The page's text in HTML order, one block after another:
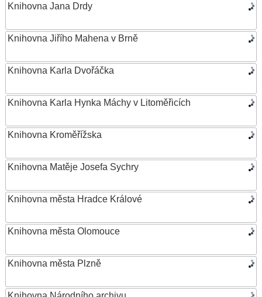
Knihovna Jana Drdy
Knihovna Jiřího Mahena v Brně
Knihovna Karla Dvořáčka
Knihovna Karla Hynka Máchy v Litoměřicích
Knihovna Kroměřížska
Knihovna Matěje Josefa Sychry
Knihovna města Hradce Králové
Knihovna města Olomouce
Knihovna města Plzně